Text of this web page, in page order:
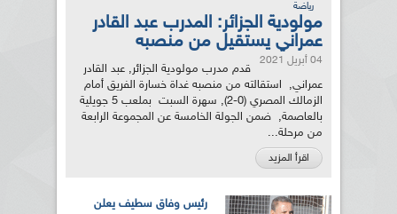
رياضة
مولودية الجزائر: المدرب عبد القادر
عمراني يستقيل من منصبه
04 أبريل 2021
قدم مدرب مولودية الجزائر, عبد القادر
عمراني, استقالته من منصبه غداة خسارة الفريق أمام
الزمالك المصري (0-2), سهرة السبت بملعب 5 جويلية
بالعاصمة, ضمن الجولة الخامسة عن المجموعة الرابعة
من مرحلة...
اقرأ المزيد
رئيس وفاق سطيف يعلن